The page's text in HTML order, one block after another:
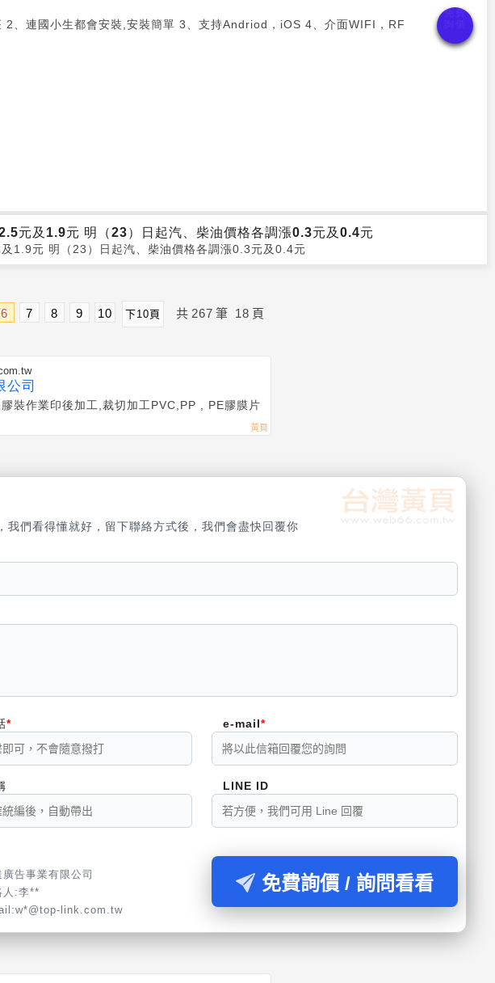
、連國小生都會安裝,安裝簡單 3、支持Andriod，iOS 4、介面WIFI，RF
元及1.9元 明（23）日起汽、柴油價格各調漲0.3元及0.4元
1.9元 明（23）日起汽、柴油價格各調漲0.3元及0.4元
6 7 8 9 10 下10頁 共 267 筆 18 頁
公司
裝作業印後加工,裁切加工PVC,PP , PE膠膜片
們看得懂就好，留下聯絡方式後，我們會盡快回覆你
e-mail
LINE ID
廣告事業有限公司
人:李**
link.com.tw
免費詢價 / 詢問看看